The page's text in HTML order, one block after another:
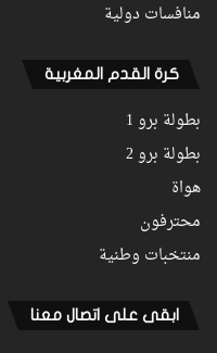
منافسات دولية
كرة القدم المغربية
بطولة برو 1
بطولة برو 2
هواة
محترفون
منتخبات وطنية
ابقى على اتصال معنا